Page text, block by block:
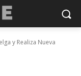
y Realiza Nueva